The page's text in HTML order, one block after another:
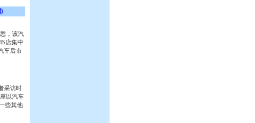
)
，该汽
店集中
车后市
采访时
以汽车
些其他